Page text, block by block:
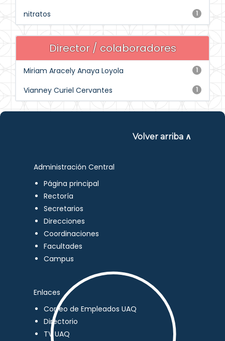
1
nitratos
Director / colaboradores
1
Miriam Aracely Anaya Loyola
1
Vianney Curiel Cervantes
Volver arriba ∧
Administración Central
Página principal
Rectoría
Secretarios
Direcciones
Coordinaciones
Facultades
Campus
Enlaces
Correo de Empleados UAQ
Directorio
TV UAQ